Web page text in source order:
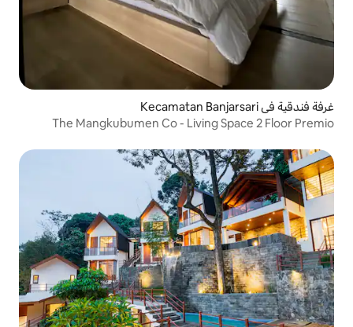
The Mangkubumen Co -